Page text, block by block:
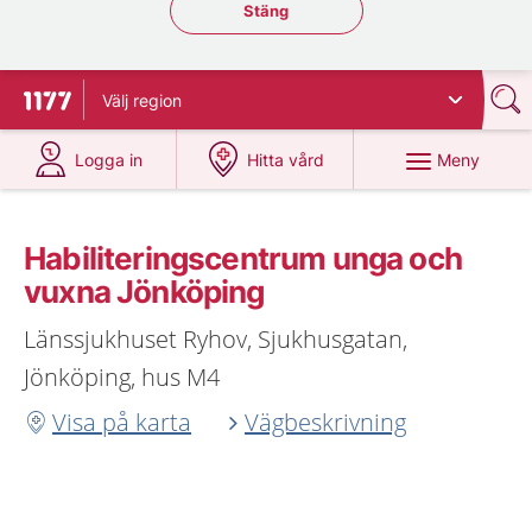
Stäng regionsväljaren
Stäng
Till startsidan för 1177
Välj region
Logga in
på 1177.se
Hitta vård
på 1177.se
Meny
Habiliteringscentrum unga och
vuxna Jönköping
Länssjukhuset Ryhov, Sjukhusgatan,
Jönköping, hus M4
Visa på karta
Vägbeskrivning